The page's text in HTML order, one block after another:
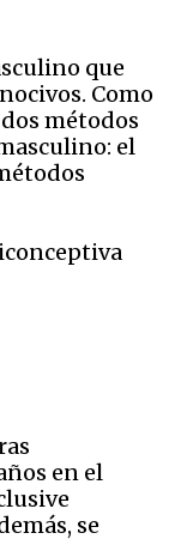
que
Como
métodos
el
en el
se